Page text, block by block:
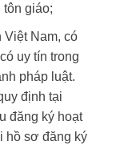
giáo;
Nam, có
uy tín trong
pháp luật.
định tại
đăng ký hoạt
hồ sơ đăng ký